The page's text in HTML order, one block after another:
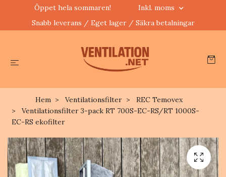
Öppet hela sommaren!
Inkl. moms
Snabb leverans / Eget lager / Säkra betalningar
Hem Ventilationsfilter
REC Temovex
Ventilationsfilter 3-pack RT 700S-EC-RS/RT 1000S-
EC-RS ekofilter